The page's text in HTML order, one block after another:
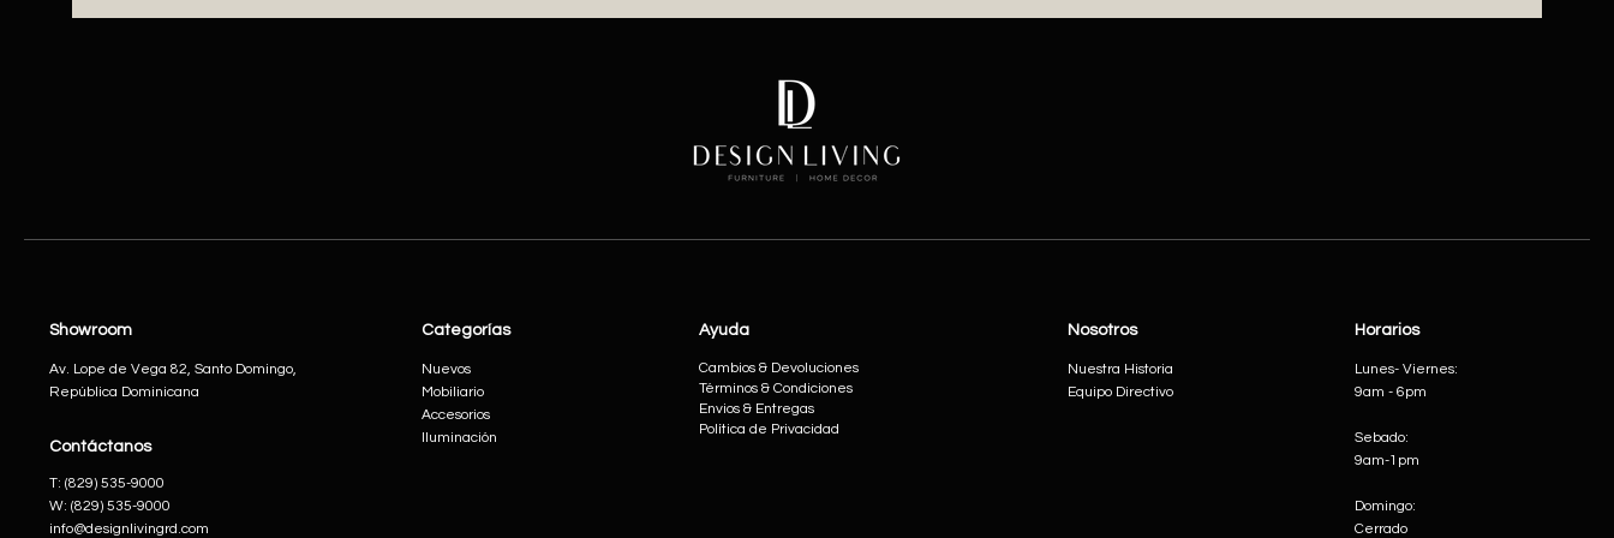
Showroom
Av. Lope de Vega 82, Santo Domingo,
República Dominicana
​T:(829) 535-9000
W:(829) 535-9000
info@designlivingrd.com
Contáctanos
Categorías
Nuevos
Mobiliario
Accesorios
Iluminación
Ayuda
Cambios & Devoluciones
Términos & Condiciones
Envios & Entregas
Política de Privacidad
Nosotros
Nuestra Historia
Equipo Directivo
Horarios
Lunes- Viernes:
9am - 6pm
Sebado:
9am-1pm
Domingo:
Cerrado